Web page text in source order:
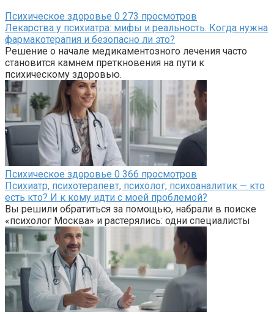
Психическое здоровье 0 273 просмотров
Лекарства у психиатра: мифы и реальность. Когда нужна
фармакотерапия и безопасно ли это?
Решение о начале медикаментозного лечения часто
становится камнем преткновения на пути к
психическому здоровью.
Психическое здоровье 0 366 просмотров
Психиатр, психотерапевт, психолог, психоаналитик — кто
есть кто? И к кому идти с моей проблемой?
Вы решили обратиться за помощью, набрали в поиске
«психолог Москва» и растерялись: одни специалисты